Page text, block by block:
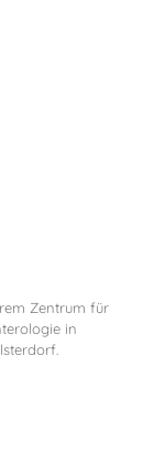
Zentrum für
in